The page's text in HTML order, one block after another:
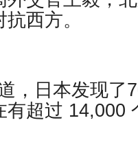
西方。
，日本发现了
超过 14,000